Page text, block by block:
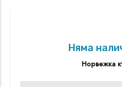
Няма
Норвежка